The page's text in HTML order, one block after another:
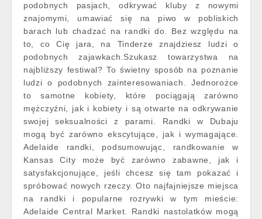
podobnych pasjach, odkrywać kluby z nowymi
znajomymi, umawiać się na piwo w pobliskich
barach lub chadzać na randki do. Bez względu na
to, co Cię jara, na Tinderze znajdziesz ludzi o
podobnych zajawkach.Szukasz towarzystwa na
najbliższy festiwal? To świetny sposób na poznanie
ludzi o podobnych zainteresowaniach. Jednorożce
to samotne kobiety, które pociągają zarówno
mężczyźni, jak i kobiety i są otwarte na odkrywanie
swojej seksualności z parami. Randki w Dubaju
mogą być zarówno ekscytujące, jak i wymagające.
Adelaide randki, podsumowując, randkowanie w
Kansas City może być zarówno zabawne, jak i
satysfakcjonujące, jeśli chcesz się tam pokazać i
spróbować nowych rzeczy. Oto najfajniejsze miejsca
na randki i popularne rozrywki w tym mieście:
Adelaide Central Market. Randki nastolatków mogą